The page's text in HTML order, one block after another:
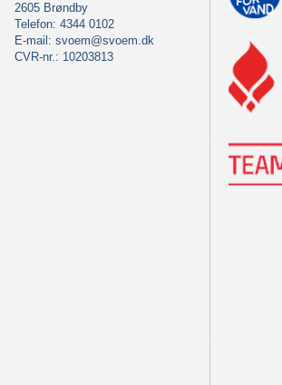
2605 Brøndby
Telefon: 4344 0102
E-mail: svoem@svoem.dk
CVR-nr.: 10203813